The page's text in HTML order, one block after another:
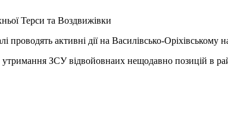
Терси та Воздвижівки
активні дії на Василівсько-
ЗСУ відвойовнаих нещодавно позицій в